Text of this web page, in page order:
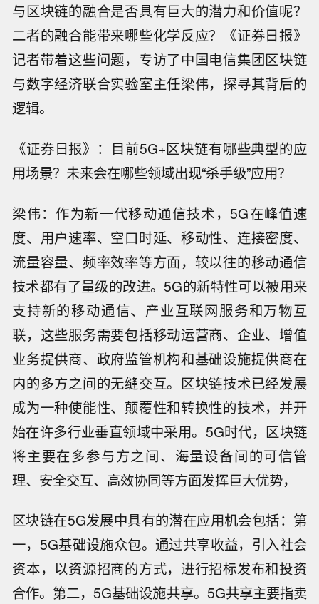
与区块链的融合是否具有巨大的潜力和价值呢？
二者的融合能带来哪些化学反应？《证券日报》
记者带着这些问题，专访了中国电信集团区块链
与数字经济联合实验室主任梁伟，探寻其背后的
逻辑。
《证券日报》：目前5G+区块链有哪些典型的应
用场景？未来会在哪些领域出现“杀手级”应用？
梁伟：作为新一代移动通信技术，5G在峰值速
度、用户速率、空口时延、移动性、连接密度、
流量容量、频率效率等方面，较以往的移动通信
技术都有了量级的改进。5G的新特性可以被用来
支持新的移动通信、产业互联网服务和万物互
联，这些服务需要包括移动运营商、企业、增值
业务提供商、政府监管机构和基础设施提供商在
内的多方之间的无缝交互。区块链技术已经发展
成为一种使能性、颠覆性和转换性的技术，并开
始在许多行业垂直领域中采用。5G时代，区块链
将主要在多参与方之间、海量设备间的可信管
理、安全交互、高效协同等方面发挥巨大优势，
区块链在5G发展中具有的潜在应用机会包括：第
一，5G基础设施众包。通过共享收益，引入社会
资本，以资源招商的方式，进行招标发布和投资
合作。第二，5G基础设施共享。5G共享主要指卖